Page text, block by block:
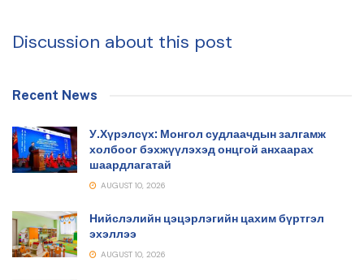
Discussion about this post
Recent News
У.Хүрэлсүх: Монгол судлаачдын залгамж
холбоог бэхжүүлэхэд онцгой анхаарах
шаардлагатай
AUGUST 10, 2026
Нийслэлийн цэцэрлэгийн цахим бүртгэл
эхэллээ
AUGUST 10, 2026